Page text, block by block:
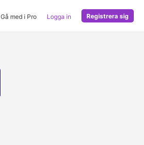
Gå med i Pro Logga in Registrera sig